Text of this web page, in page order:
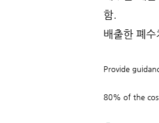
함.
배출한 폐
Provide
80% of the